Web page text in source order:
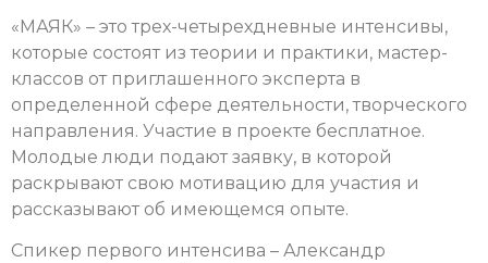
«МАЯК» – это трех-четырехдневные интенсивы,
которые состоят из теории и практики, мастер-
классов от приглашенного эксперта в
определенной сфере деятельности, творческого
направления. Участие в проекте бесплатное.
Молодые люди подают заявку, в которой
раскрывают свою мотивацию для участия и
рассказывают об имеющемся опыте.
Спикер первого интенсива – Александр